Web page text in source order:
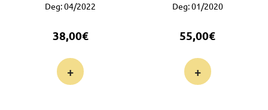
Deg: 04/2022
38,00€
+
Deg: 01/2020
55,00€
+